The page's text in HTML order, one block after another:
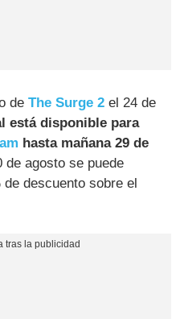
deThe Surge 2 el 24 de
está disponible para
hasta mañana 29 de
de agosto se puede
descuento sobre el